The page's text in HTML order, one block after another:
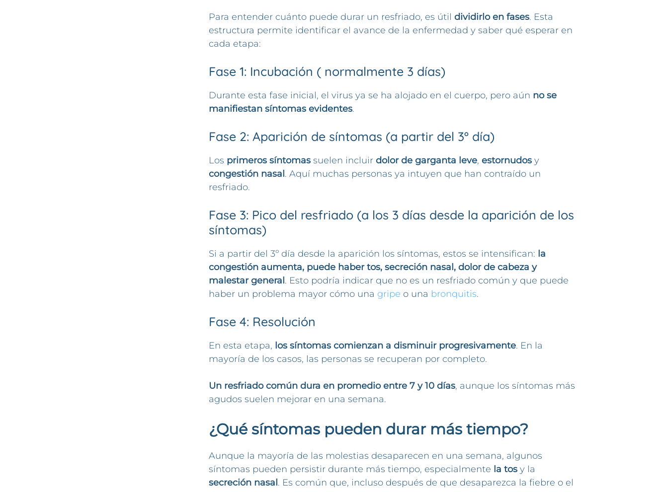
Para entender cuánto puede durar un resfriado, es útil dividirlo en fases. Esta
estructura permite identificar el avance de la enfermedad y saber qué esperar en
cada etapa:
Fase 1: Incubación ( normalmente 3 días)
Durante esta fase inicial, el virus ya se ha alojado en el cuerpo, pero aún no se
manifiestan síntomas evidentes.
Fase 2: Aparición de síntomas (a partir del 3º día)
Los primeros síntomassuelen incluir dolor de garganta leve, estornudosy
congestión nasal . Aquí muchas personas ya intuyen que han contraído un
resfriado.
Fase 3: Pico del resfriado (a los 3 días desde la aparición de los
síntomas)
Si a partir del 3º día desde la aparición los síntomas, estos se intensifican: la
congestión aumenta, puede haber tos, secreción nasal, dolor de cabeza y
malestar general . Esto podría indicar que no es un resfriado común y que puede
haber un problema mayor cómo una gripe o una bronquitis.
Fase 4: Resolución
En esta etapa, los síntomas comienzan a disminuir progresivamente. En la
mayoría de los casos, las personas se recuperan por completo.
Un resfriado común dura en promedio entre 7 y 10 días, aunque los síntomas más
agudos suelen mejorar en una semana.
¿Qué síntomas pueden durar más tiempo?
Aunque la mayoría de las molestias desaparecen en una semana, algunos
síntomas pueden persistir durante más tiempo, especialmente la tosy la
secreción nasal . Es común que, incluso después de que desaparezca la fiebre o el